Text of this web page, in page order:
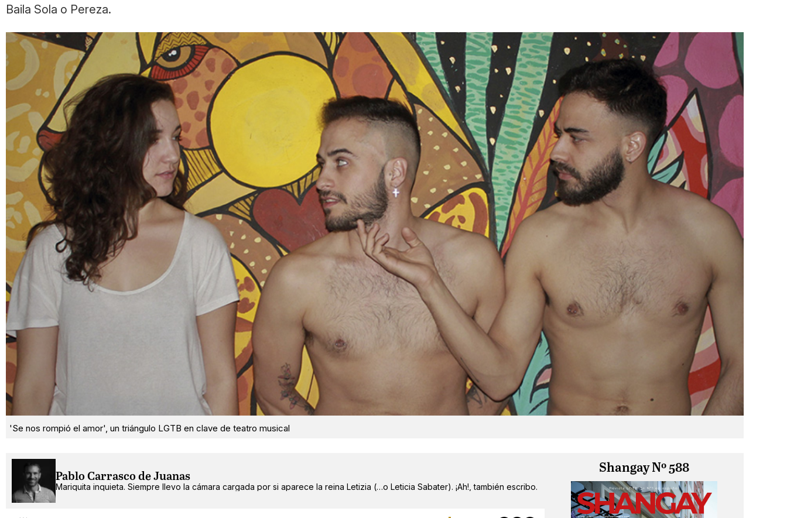
Baila Sola o Pereza.
'Se nos rompió el amor', un triángulo LGTB en clave de teatro musical
Pablo Carrasco de Juanas
Mariquita inquieta. Siempre llevo la cámara cargada por si aparece la reina Letizia (…o Leticia Sabater). ¡Ah!, también escribo.
Shangay Nº 588